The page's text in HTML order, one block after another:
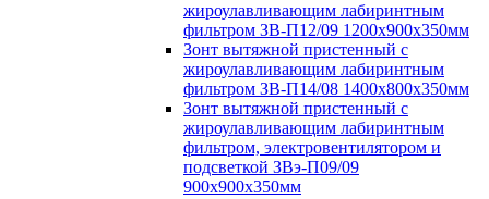
жироулавливающим лабиринтным
фильтром ЗВ-П12/09 1200х900х350мм
Зонт вытяжной пристенный с
жироулавливающим лабиринтным
фильтром ЗВ-П14/08 1400х800х350мм
Зонт вытяжной пристенный с
жироулавливающим лабиринтным
фильтром, электровентилятором и
подсветкой ЗВэ-П09/09
900х900х350мм